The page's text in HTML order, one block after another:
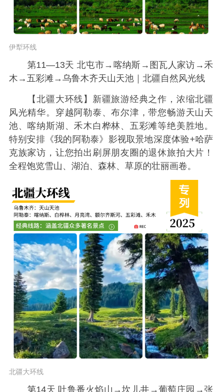
伊犁环线
第11—13天 北屯市→喀纳斯→图瓦人家访→禾
木→五彩滩→乌鲁木齐天山天池｜北疆自然风光线
【北疆大环线】新疆旅游经典之作，浓缩北疆
风光精华。穿越阿勒泰、布尔津，带您畅游天山天
池、喀纳斯湖、禾木白桦林、五彩滩等绝美胜地。
特别安排《我的阿勒泰》影视取景地深度体验+哈萨
克族家访，让您拍出刷屏朋友圈的退休旅拍大片！
全程饱览雪山、湖泊、森林、草原的壮丽画卷。
北疆大环线
第14天 吐鲁番火焰山→坎儿井→葡萄庄园→张